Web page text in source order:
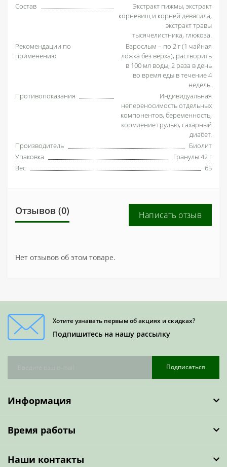
Состав
Экстракт пижмы, экстракт
корневищ и корней девясила,
экстракт травы
тысячелистника, глюкоза.
Рекомендации по
применению
Взрослым – по 2 г (1 чайная
ложка без верха), растворить
в 100 мл воды, 2 раза в день
во время еды в течение 4
недель.
Противопоказания
Индивидуальная
непереносимость отдельных
компонентов, беременность,
кормление грудью, сахарный
диабет.
Производитель
Биолит
Упаковка
Гранулы 42 г
Вес
65
Отзывов (0) Написать отзыв
Нет отзывов об этом товаре.
Хотите узнавать первым об акциях и скидках?
Подпишитесь на нашу рассылку
Подписаться
Информация
Время работы
Наши контакты